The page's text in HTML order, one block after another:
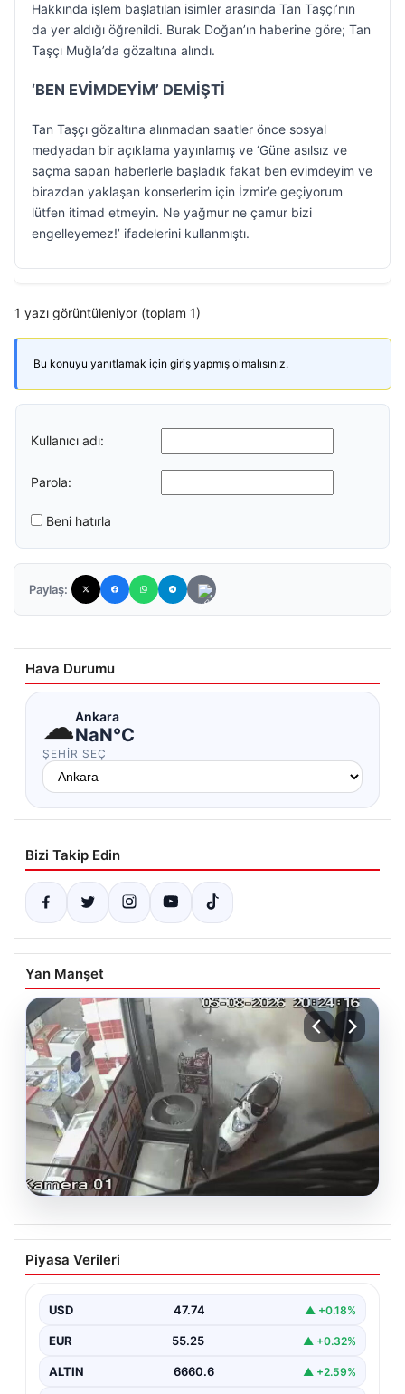
Hakkında işlem başlatılan isimler arasında Tan Taşçı’nın
da yer aldığı öğrenildi. Burak Doğan’ın haberine göre; Tan
Taşçı Muğla’da gözaltına alındı.
‘BEN EVİMDEYİM’ DEMİŞTİ
Tan Taşçı gözaltına alınmadan saatler önce sosyal
medyadan bir açıklama yayınlamış ve ‘Güne asılsız ve
saçma sapan haberlerle başladık fakat ben evimdeyim ve
birazdan yaklaşan konserlerim için İzmir’e geçiyorum
lütfen itimad etmeyin. Ne yağmur ne çamur bizi
engelleyemez!’ ifadelerini kullanmıştı.
1 yazı görüntüleniyor (toplam 1)
Bu konuyu yanıtlamak için giriş yapmış olmalısınız.
Kullanıcı adı:
Parola:
Beni hatırla
Paylaş:
Hava Durumu
☁Ankara
NaN°C
ŞEHIR SEÇ
Bizi Takip Edin
Yan Manşet
05.08.2026
Özalper Rüşvet Soruşturması
Manisa'da yürütülen önemli bir rüşvet soruşturmasında
dikkat çeken bir gelişme yaşandı. Yeni Parti Manisa…
USD 47.74 ▲ +0.18%
EUR 55.25 ▲ +0.32%